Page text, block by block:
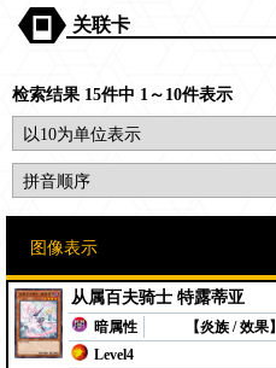
关联卡
检索结果 15件中 1～10件表示
从属百夫骑士 特露蒂亚
暗属性
【炎族 / 效果】
Level4